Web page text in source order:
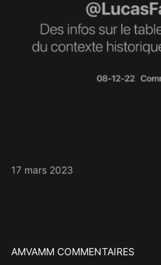
17 mars 2023
AMVAMM COMMENTAIRES